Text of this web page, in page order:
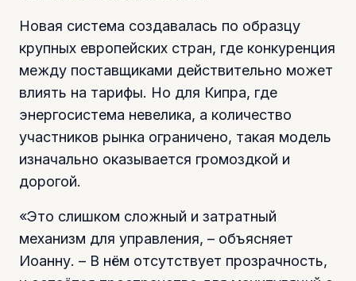
Новая система создавалась по образцу
крупных европейских стран, где конкуренция
между поставщиками действительно может
влиять на тарифы. Но для Кипра, где
энергосистема невелика, а количество
участников рынка ограничено, такая модель
изначально оказывается громоздкой и
дорогой.
«Это слишком сложный и затратный
механизм для управления, – объясняет
Иоанну. – В нём отсутствует прозрачность,